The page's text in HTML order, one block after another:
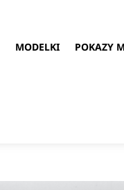
MODELKI POKAZY